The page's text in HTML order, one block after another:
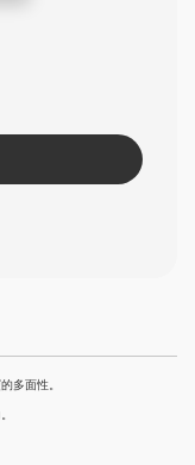
多面性。